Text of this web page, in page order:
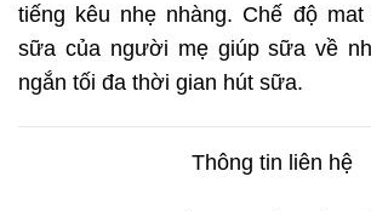
tiếng kêu nhẹ nhàng. Chế độ
sữa của người mẹ giúp sữa về
ngắn tối đa thời gian hút sữa.
Thông tin liên hệ